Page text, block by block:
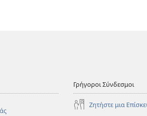
Γρήγοροι Σύνδεσμοι
Ζητήστε μια